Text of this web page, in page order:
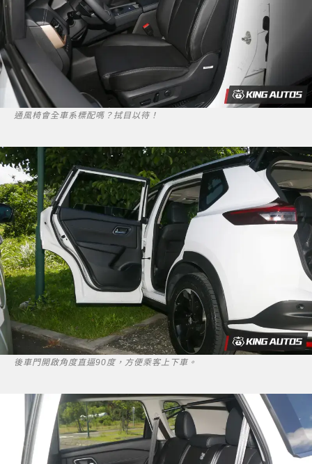
通風椅會全車系標配嗎？拭目以待！
後車門開啟角度直逼90度，方便乘客上下車。